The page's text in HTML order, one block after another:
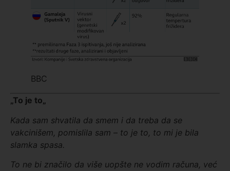
BBC
„To je to„
Kada sam shvatila da smem i da treba da se
vakcinišem, pomislila sam – to je to, to mi je bila
slamka spasa.
To ne bi značilo da više uopšte ne vodim računa, već